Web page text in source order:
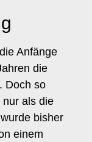
Anfänge
die
Doch so
als die
bisher
einem